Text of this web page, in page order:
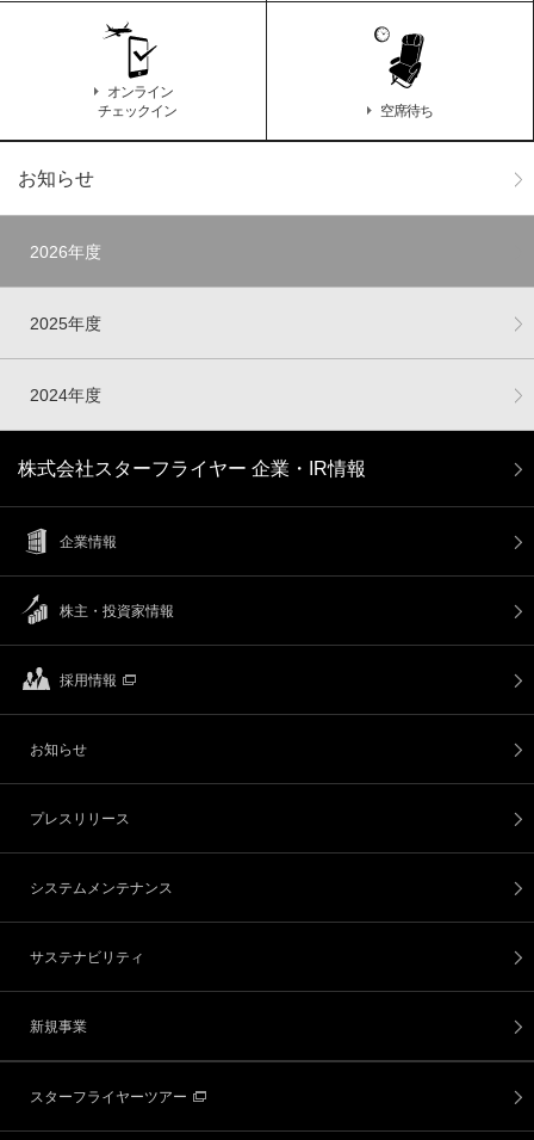
お知らせ
2026年度
2025年度
2024年度
オンライン
チェックイン
空席待ち
株式会社スターフライヤー 企業・IR情報
企業情報
株主・投資家情報
採用情報
お知らせ
プレスリリース
システムメンテナンス
サステナビリティ
新規事業
スターフライヤーツアー